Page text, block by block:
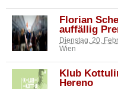
Florian
auffällig
Dienstag, 20.
Wien
Klub
Hereno